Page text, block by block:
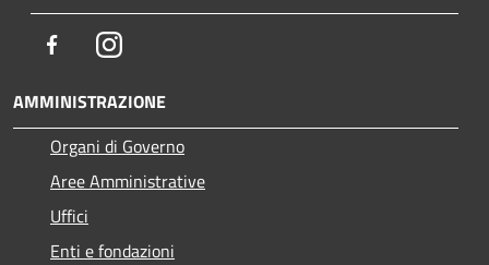
FacebookInstagram
AMMINISTRAZIONE
Organi di Governo
Aree Amministrative
Uffici
Enti e fondazioni